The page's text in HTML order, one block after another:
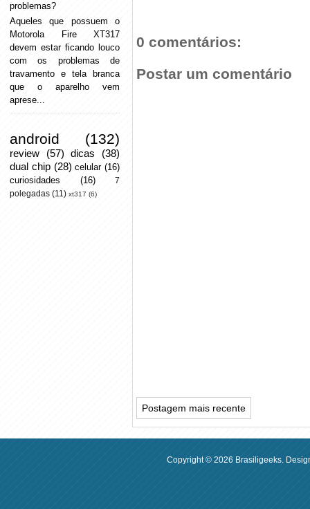
0 comentários:
Postar um comentário
Postagem mais recente
problemas?
Aqueles que possuem o
Motorola Fire XT317
devem estar ficando louco
com os problemas de
travamento e tela branca
que o aparelho vem
aprese...
android (132)
review (57) dicas
(38)
dual chip (28) celular (16)
curiosidades
(16)
7
polegadas (11) xt317 (6)
Copyright © 2026 Brasiligeeks.